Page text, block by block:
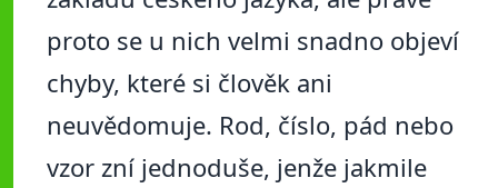
proto se u nich velmi snadno objeví
chyby, které si člověk ani
neuvědomuje. Rod, číslo, pád nebo
vzor zní jednoduše, jenže jakmile